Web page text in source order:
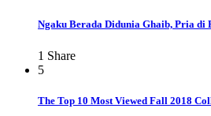
Ngaku Berada Didunia Ghaib, Pria di
1 Share
5
The Top 10 Most Viewed Fall 2018